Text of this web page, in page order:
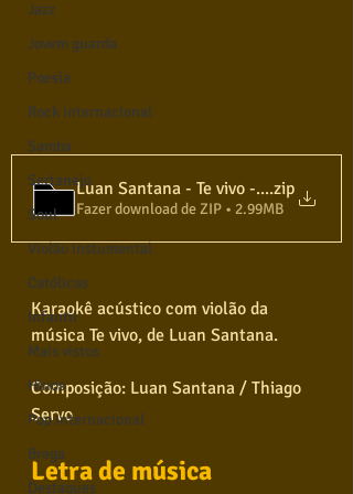
Jazz
Jovem guarda
Poesia
Rock internacional
Samba
Sertanejo
Soul
Violão instumental
Católicas
Infantil
Mais vistos
Hinos
Pop Internacional
Brega
Destaques
Luan Santana - Te vivo - Karaokê
.zip
Fazer download de ZIP • 2.99MB
Karaokê acústico com violão da
música Te vivo, de Luan Santana.
Composição: Luan Santana / Thiago
Servo
Letra de música